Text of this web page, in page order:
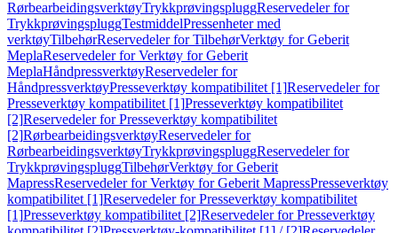
RørbearbeidingsverktøyTrykkprøvingspluggReservedeler for
TrykkprøvingspluggTestmiddelPressenheter med
verktøyTilbehørReservedeler for TilbehørVerktøy for Geberit
MeplaReservedeler for Verktøy for Geberit
MeplaHåndpressverktøyReservedeler for
HåndpressverktøyPresseverktøy kompatibilitet [1]Reservedeler for
Presseverktøy kompatibilitet [1]Presseverktøy kompatibilitet
[2]Reservedeler for Presseverktøy kompatibilitet
[2]RørbearbeidingsverktøyReservedeler for
RørbearbeidingsverktøyTrykkprøvingspluggReservedeler for
TrykkprøvingspluggTilbehørVerktøy for Geberit
MapressReservedeler for Verktøy for Geberit MapressPresseverktøy
kompatibilitet [1]Reservedeler for Presseverktøy kompatibilitet
[1]Presseverktøy kompatibilitet [2]Reservedeler for Presseverktøy